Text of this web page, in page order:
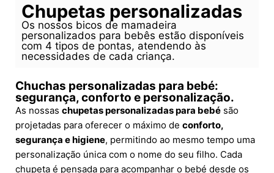
Chupetas personalizadas
Os nossos bicos de mamadeira
personalizados para bebês estão disponíveis
com 4 tipos de pontas, atendendo às
necessidades de cada criança.
Chuchas personalizadas para bebé:
segurança, conforto e personalização.
As nossas chupetas personalizadas para bebé são
projetadas para oferecer o máximo de conforto,
segurança e higiene, permitindo ao mesmo tempo uma
personalização única com o nome do seu filho. Cada
chupeta é pensada para acompanhar o bebé desde os